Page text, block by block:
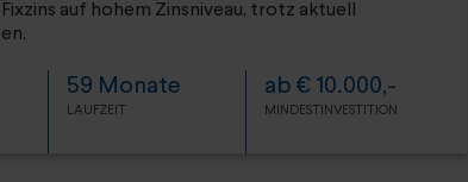
auf hohem Zinsniveau, trotz aktuell
59 Monate
LAUFZEIT
ab € 10.000,-
MINDESTINVESTITION